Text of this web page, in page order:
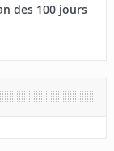
des 100 jours